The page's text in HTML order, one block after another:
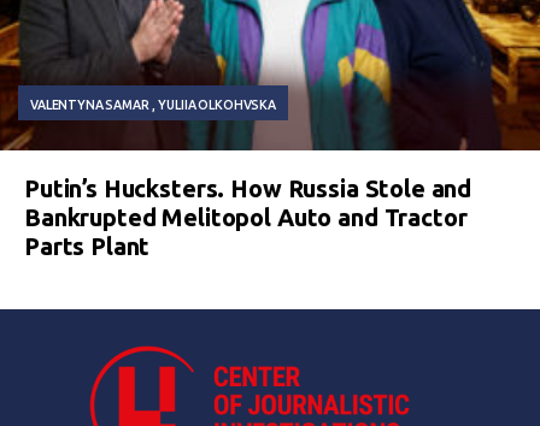
VALENTYNA SAMAR YULIIA OLKOHVSKA
Putin’s Hucksters. How Russia Stole and
Bankrupted Melitopol Auto and Tractor
Parts Plant